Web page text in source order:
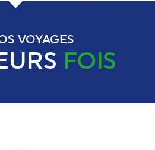
VOYAGES
FOIS